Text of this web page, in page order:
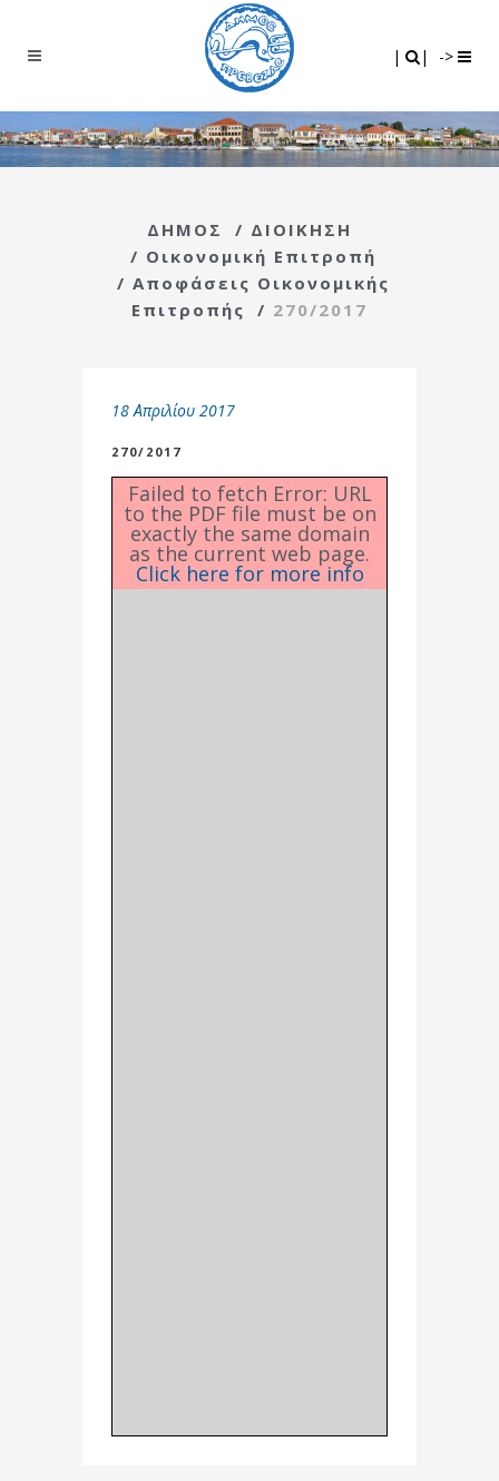
| | ->
ΔΗΜΟΣ / ΔΙΟΙΚΗΣΗ
/ Οικονομική Επιτροπή
/ Αποφάσεις Οικονομικής
Επιτροπής
/ 270/2017
18 Απριλίου 2017
270/2017
Failed to fetch Error: URL
to the PDF file must be on
exactly the same domain
as the current web page.
Click here for more info